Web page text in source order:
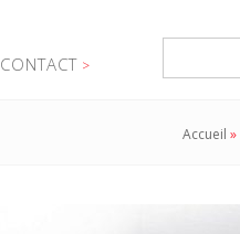
CONTACT
Accueil »